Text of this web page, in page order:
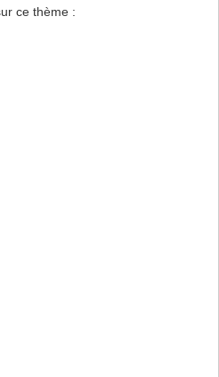
ce thème :